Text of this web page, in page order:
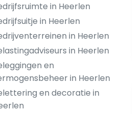
in Heerlen
in Heerlen
in Heerlen
in Heerlen
en
in Heerlen
en decoratie in